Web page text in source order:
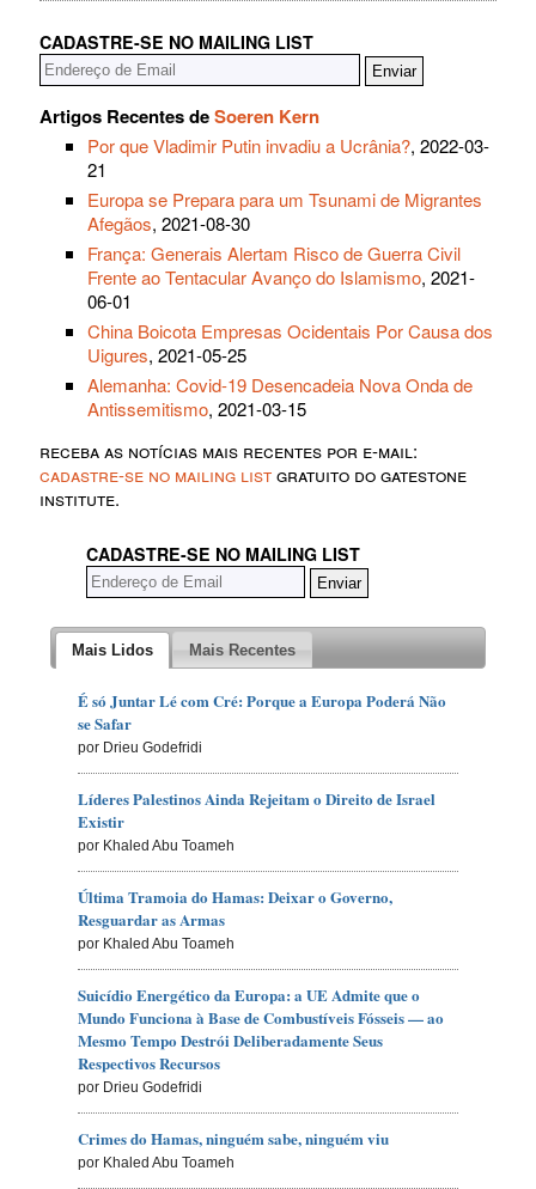
CADASTRE-SE NO MAILING LIST
Artigos Recentes deSoeren Kern
Por que Vladimir Putin invadiu a Ucrânia?, 2022-03-
21
Europa se Prepara para um Tsunami de Migrantes
Afegãos, 2021-08-30
França: Generais Alertam Risco de Guerra Civil
Frente ao Tentacular Avanço do Islamismo, 2021-
06-01
China Boicota Empresas Ocidentais Por Causa dos
Uigures, 2021-05-25
Alemanha: Covid-19 Desencadeia Nova Onda de
Antissemitismo, 2021-03-15
receba as notícias mais recentes por e-mail:
cadastre-se no mailing listgratuito do gatestone
institute.
CADASTRE-SE NO MAILING LIST
Mais Lidos Mais Recentes
É só Juntar Lé com Cré: Porque a Europa Poderá Não
se Safar
por Drieu Godefridi
Líderes Palestinos Ainda Rejeitam o Direito de Israel
Existir
por Khaled Abu Toameh
Última Tramoia do Hamas: Deixar o Governo,
Resguardar as Armas
por Khaled Abu Toameh
Suicídio Energético da Europa: a UE Admite que o
Mundo Funciona à Base de Combustíveis Fósseis — ao
Mesmo Tempo Destrói Deliberadamente Seus
Respectivos Recursos
por Drieu Godefridi
Crimes do Hamas, ninguém sabe, ninguém viu
por Khaled Abu Toameh